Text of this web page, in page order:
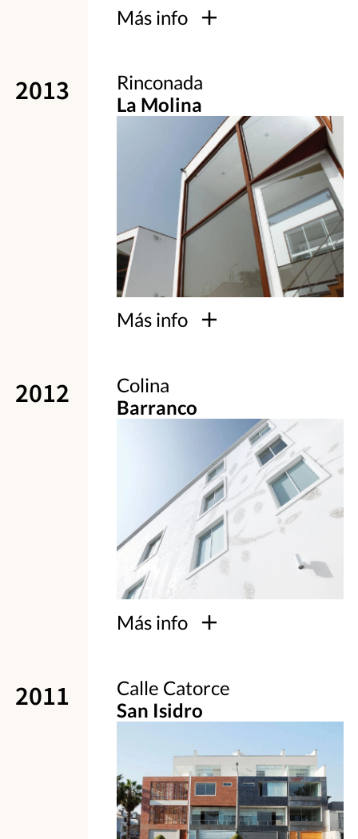
Más info
2013
Rinconada
La Molina
Más info
2012
Colina
Barranco
Más info
2011
Calle Catorce
San Isidro